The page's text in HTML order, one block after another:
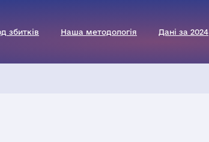
збитків Наша методологія Дані за 2024